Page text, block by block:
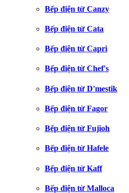
Bếp điện từ Canzy
Bếp điện từ Cata
Bếp điện từ Capri
Bếp điện từ Chef's
Bếp điện từ D'mestik
Bếp điện từ Fagor
Bếp điện từ Fujioh
Bếp điện từ Hafele
Bếp điện từ Kaff
Bếp điện từ Malloca